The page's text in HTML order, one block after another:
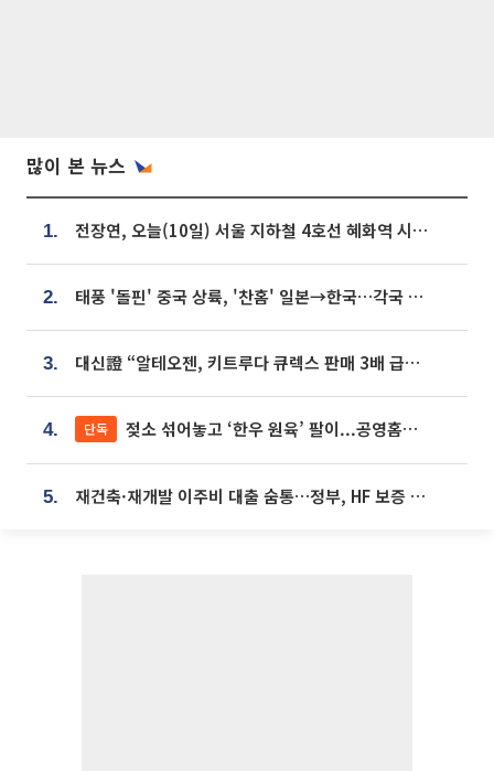
많이 본 뉴스
1. 전장연, 오늘(10일) 서울 지하철 4호선 혜화역 시위…1호선 용산역 무정차
2. 태풍 '돌핀' 중국 상륙, '찬홈' 일본→한국…각국 기상청 예상 경로는?
3. 대신證 “알테오젠, 키트루다 큐렉스 판매 3배 급증…목표가 41만원 상향”
4. 단독 젖소 섞어놓고 ‘한우 원육’ 팔이...공영홈쇼핑 표기·검증 구멍
5. 재건축·재개발 이주비 대출 숨통…정부, HF 보증 신설 추진